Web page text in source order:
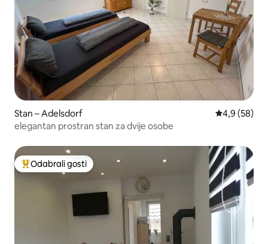
Stan – Adelsdorf Prosječna
4,9 (58)
elegantan prostran stan za dvije osobe
Među najviše rangiranima s oznakom „Odabrali gosti”
Odabrali gosti